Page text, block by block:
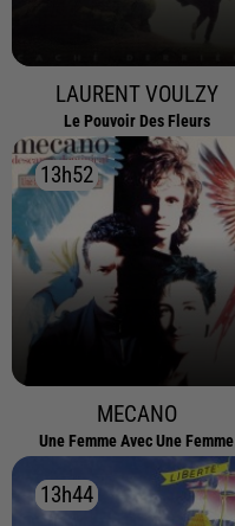
LAURENT VOULZY
Le Pouvoir Des Fleurs
13h52
13h52
MECANO
Une Femme Avec Une Femme
13h44
13h44